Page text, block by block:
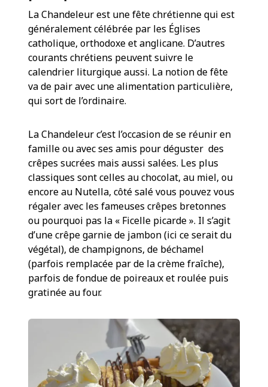
La Chandeleur est une fête chrétienne qui est
généralement célébrée par les Églises
catholique, orthodoxe et anglicane. D’autres
courants chrétiens peuvent suivre le
calendrier liturgique aussi. La notion de fête
va de pair avec une alimentation particulière,
qui sort de l’ordinaire.
La Chandeleur c’est l’occasion de se réunir en
famille ou avec ses amis pour déguster des
crêpes sucrées mais aussi salées. Les plus
classiques sont celles au chocolat, au miel, ou
encore au Nutella, côté salé vous pouvez vous
régaler avec les fameuses crêpes bretonnes
ou pourquoi pas la « Ficelle picarde ». Il s’agit
d’une crêpe garnie de jambon (ici ce serait du
végétal), de champignons, de béchamel
(parfois remplacée par de la crème fraîche),
parfois de fondue de poireaux et roulée puis
gratinée au four.